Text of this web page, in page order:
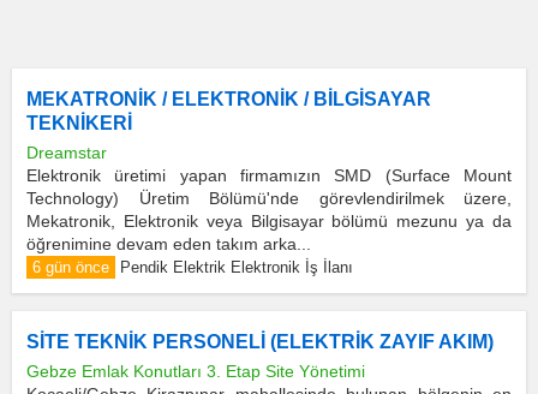
MEKATRONİK / ELEKTRONİK / BİLGİSAYAR
TEKNİKERİ
Dreamstar
Elektronik üretimi yapan firmamızın SMD (Surface Mount
Technology) Üretim Bölümü'nde görevlendirilmek üzere,
Mekatronik, Elektronik veya Bilgisayar bölümü mezunu ya da
öğrenimine devam eden takım arka...
6 gün önce Pendik Elektrik Elektronik İş İlanı
SİTE TEKNİK PERSONELİ (ELEKTRİK ZAYIF AKIM)
Gebze Emlak Konutları 3. Etap Site Yönetimi